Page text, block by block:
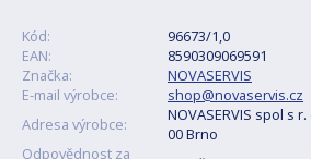
Kód:
96673/1,0
EAN:
8590309069591
Značka:
NOVASERVIS
E-mail výrobce:
shop@novaservis.cz
Adresa výrobce:
NOVASERVIS spol s
00 Brno
Odpovědnost za